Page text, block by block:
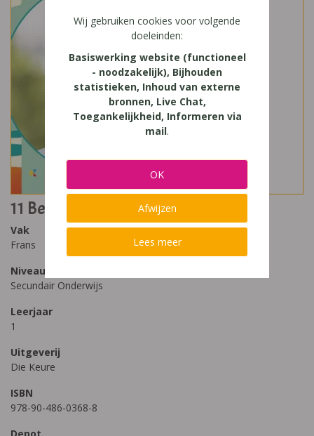
11 Beaufort
Vak
Frans
Niveau
Secundair Onderwijs
Leerjaar
1
Uitgeverij
Die Keure
ISBN
978-90-486-0368-8
Wij gebruiken cookies voor volgende
doeleinden:
Basiswerking website (functioneel
- noodzakelijk), Bijhouden
statistieken, Inhoud van externe
bronnen, Live Chat,
Toegankelijkheid, Informeren via
mail.
OK
Afwijzen
Lees meer